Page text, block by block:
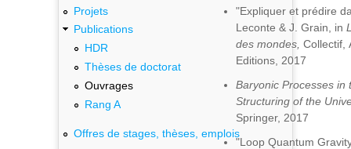
Projets
Publications
HDR
Thèses de doctorat
Ouvrages
Rang A
Offres de stages, thèses, emplois
"Expliquer et prédire
Leconte & J. Grain, in
des mondes, Collectif,
Editions, 2017
Baryonic Processes in
Structuring of the
Springer, 2017
"Loop Quantum